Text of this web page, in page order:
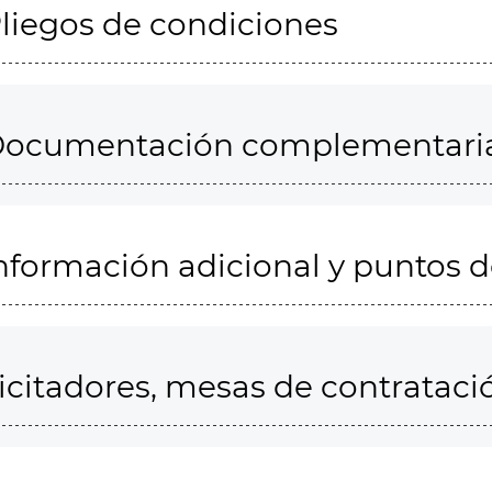
de condiciones
adicional y puntos
mesas de